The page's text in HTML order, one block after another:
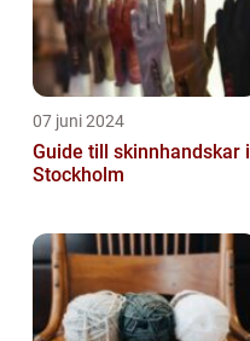
07 juni 2024
Guide till skinnhandskar i
Stockholm